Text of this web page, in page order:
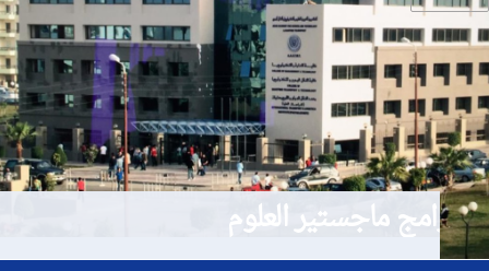
القبول والتسجيل
الدراسات الأكاديمية
طلبة الأكاديمية
برامج ماجستير العلوم